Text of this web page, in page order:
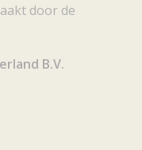
door de
B.V.